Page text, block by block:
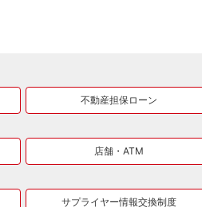
不動産担保ローン
店舗・ATM
サプライヤー情報交換制度